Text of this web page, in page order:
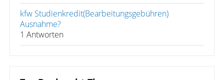
kfw Studienkredit(Bearbeitungsgebühren)
Ausnahme?
1 Antworten